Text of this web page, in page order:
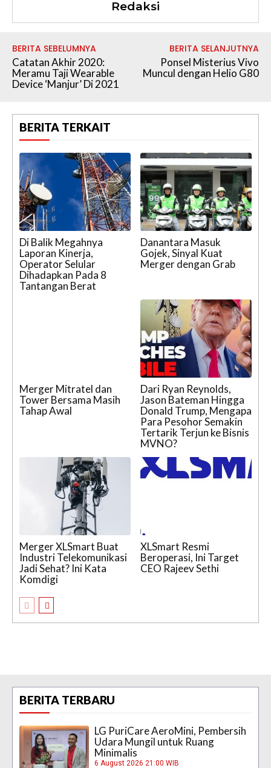
Redaksi
BERITA SEBELUMNYA
Catatan Akhir 2020:
Meramu Taji Wearable
Device ‘Manjur’ Di 2021
BERITA SELANJUTNYA
Ponsel Misterius Vivo
Muncul dengan Helio G80
BERITA TERKAIT
Di Balik Megahnya
Laporan Kinerja,
Operator Selular
Dihadapkan Pada 8
Tantangan Berat
Danantara Masuk
Gojek, Sinyal Kuat
Merger dengan Grab
Merger Mitratel dan
Tower Bersama Masih
Tahap Awal
Dari Ryan Reynolds,
Jason Bateman Hingga
Donald Trump, Mengapa
Para Pesohor Semakin
Tertarik Terjun ke Bisnis
MVNO?
Merger XLSmart Buat
Industri Telekomunikasi
Jadi Sehat? Ini Kata
Komdigi
XLSmart Resmi
Beroperasi, Ini Target
CEO Rajeev Sethi
BERITA TERBARU
LG PuriCare AeroMini, Pembersih
Udara Mungil untuk Ruang
Minimalis
6 August 2026 21:00 WIB